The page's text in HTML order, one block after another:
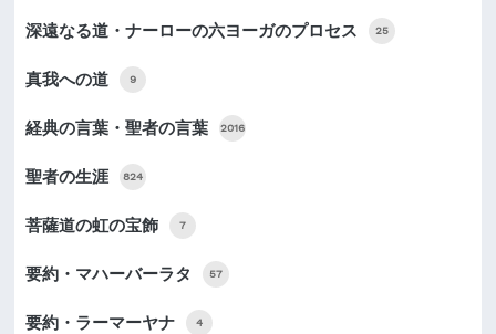
深遠なる道・ナーローの六ヨーガのプロセス 25
真我への道 9
経典の言葉・聖者の言葉 2016
聖者の生涯 824
菩薩道の虹の宝飾 7
要約・マハーバーラタ 57
要約・ラーマーヤナ 4